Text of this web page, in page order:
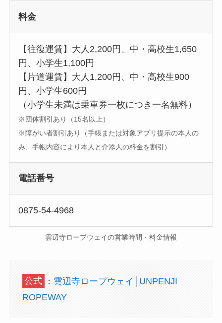
料金
【往復運賃】大人2,200円、中・高校生1,650
円、小学生1,100円
【片道運賃】大人1,200円、中・高校生900
円、小学生600円
（小学生未満は乗車券一枚につき一名無料）
※団体割引あり（15名以上）
※障がい者割引あり（手帳または対象アプリ提示の本人の
み、手帳内容により本人と介添人の料金を割引）
電話番号
0875-54-4968
雲辺寺ロープウェイの営業時間・料金情報
公式 ： 雲辺寺ロープウェイ│UNPENJI
ROPEWAY